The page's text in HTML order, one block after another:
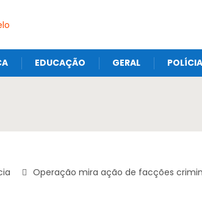
EDUCAÇÃO GERAL POLÍCIA
Operação mira ação de facções